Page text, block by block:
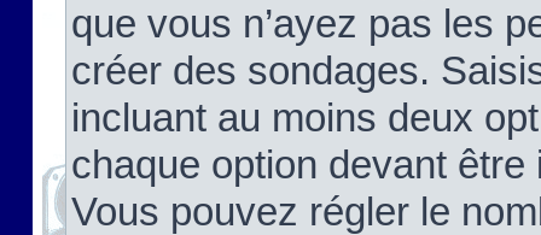
que vous n’ayez pas les
créer des sondages.
incluant au moins deux
chaque option devant
Vous pouvez régler le